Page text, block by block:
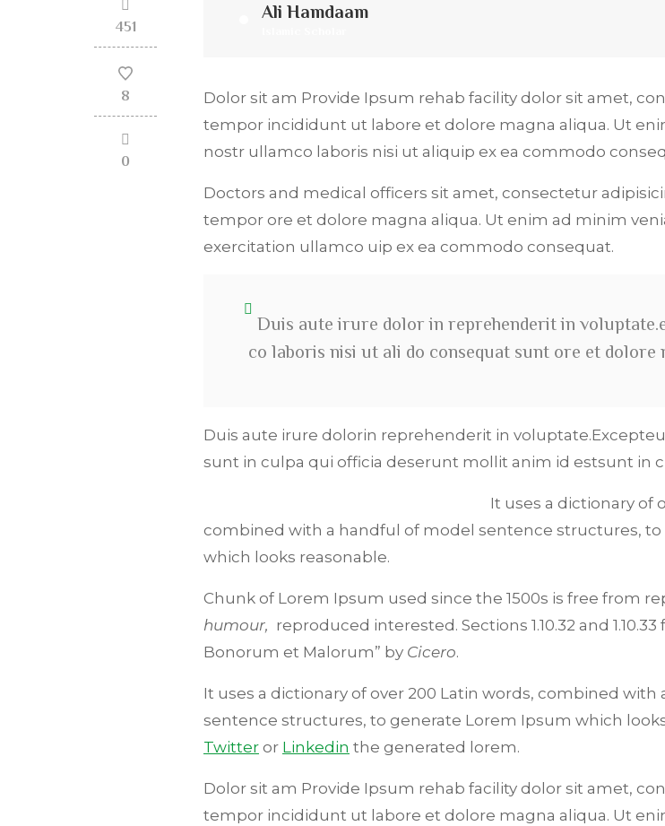
451
8
0
Ali Hamdaam
Dolor sit am Provide Ipsum rehab facility dolor sit amet,
tempor incididunt ut labore et dolore magna aliqua. Ut
nostr ullamco laboris nisi ut aliquip ex ea commodo
Doctors and medical officers sit amet, consectetur
tempor ore et dolore magna aliqua. Ut enim ad minim
exercitation ullamco uip ex ea commodo consequat.
Duis aute irure dolor in reprehenderit in
co laboris nisi ut ali do consequat sunt ore et dolore
Duis aute irure dolorin reprehenderit in
sunt in culpa qui officia deserunt mollit anim id estsunt in
It uses a dictionary of
combined with a handful of model sentence structures,
which looks reasonable.
Chunk of Lorem Ipsum used since the 1500s is free from
humour, reproduced interested. Sections 1.10.32 and
Bonorum et Malorum” by Cicero.
It uses a dictionary of over 200 Latin words, combined with
sentence structures, to generate Lorem Ipsum which
Twitter or Linkedin the generated lorem.
Dolor sit am Provide Ipsum rehab facility dolor sit amet,
tempor incididunt ut labore et dolore magna aliqua. Ut